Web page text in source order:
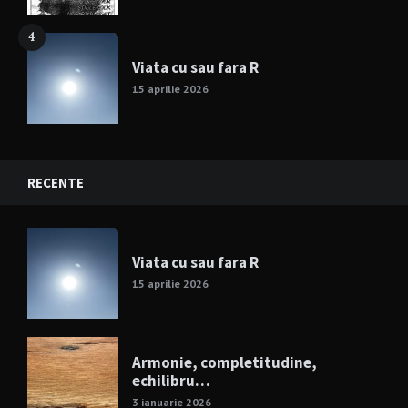
4
Viata cu sau fara R
15 aprilie 2026
RECENTE
Viata cu sau fara R
15 aprilie 2026
Armonie, completitudine,
echilibru…
3 ianuarie 2026